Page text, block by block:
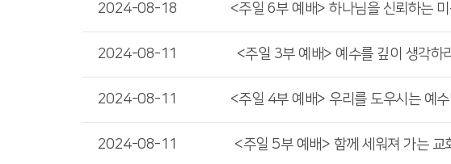
2024-08-18 <주일 6부 예배> 하나님을 신뢰하는
2024-08-11 <주일 3부 예배> 예수를 깊이 생각하
2024-08-11 <주일 4부 예배> 우리를 도우시는 예수
2024-08-11 <주일 5부 예배> 함께 세워져 가는 교